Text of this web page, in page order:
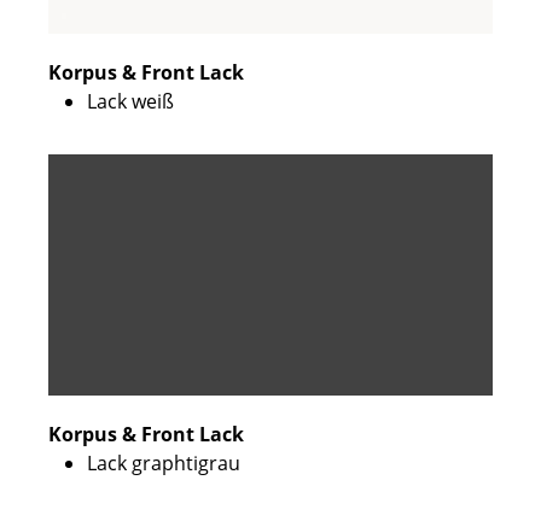
Korpus & Front Lack
Lack weiß
Korpus & Front Lack
Lack graphtigrau